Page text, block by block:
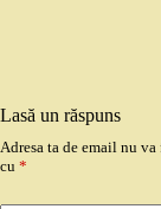
Lasă un răspuns
Adresa ta de email nu
cu *